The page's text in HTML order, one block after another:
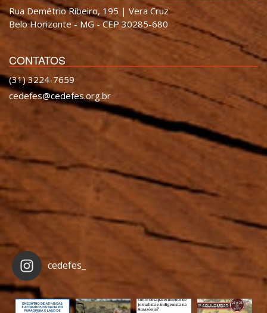
Rua Demétrio Ribeiro, 195 | Vera Cruz
Belo Horizonte - MG - CEP 30285-680
CONTATOS
(31) 3224-7659
cedefes@cedefes.org.br
cedefes_